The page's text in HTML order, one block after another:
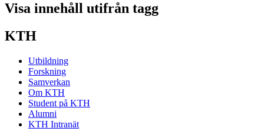
Visa innehåll utifrån tagg
KTH
Utbildning
Forskning
Samverkan
Om KTH
Student på KTH
Alumni
KTH Intranät